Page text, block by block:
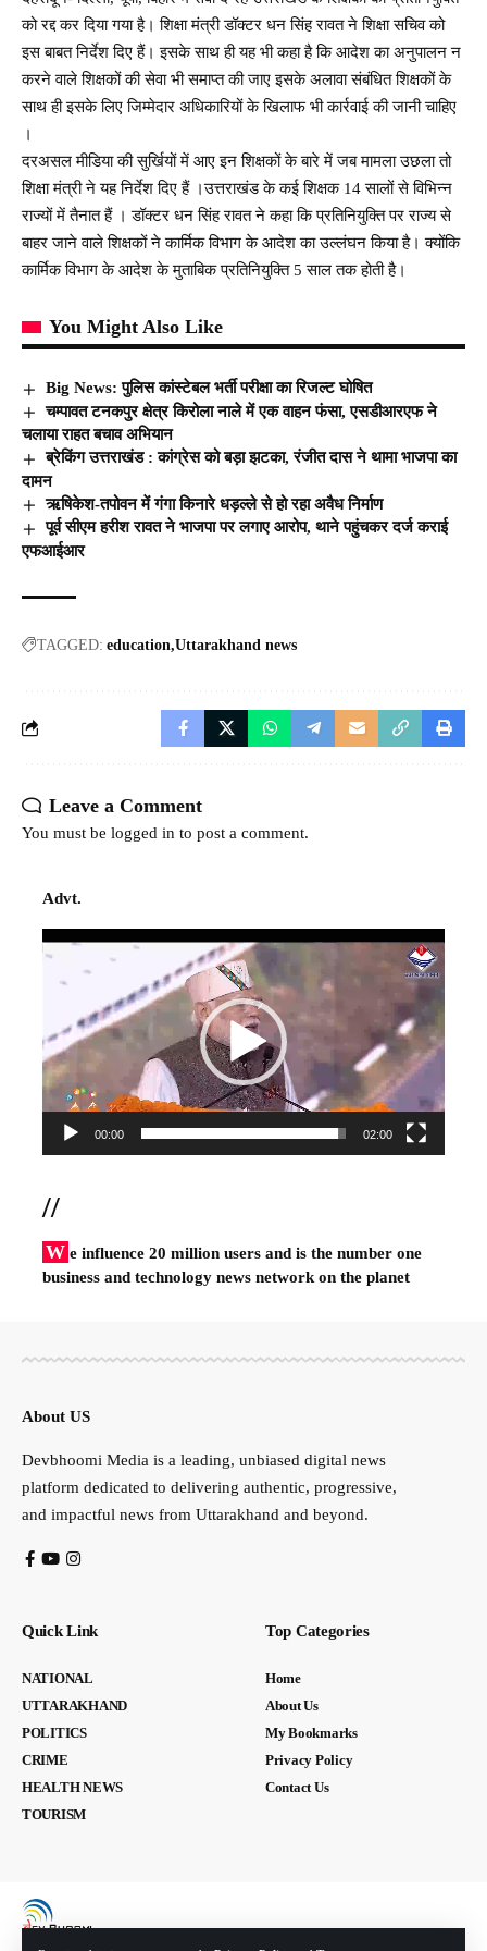
को रद्द कर दिया गया है। शिक्षा मंत्री डॉक्टर धन सिंह रावत ने शिक्षा सचिव को
इस बाबत निर्देश दिए हैं। इसके साथ ही यह भी कहा है कि आदेश का अनुपालन न
करने वाले शिक्षकों की सेवा भी समाप्त की जाए इसके अलावा संबंधित शिक्षकों के
साथ ही इसके लिए जिम्मेदार अधिकारियों के खिलाफ भी कार्रवाई की जानी चाहिए
।
दरअसल मीडिया की सुर्खियों में आए इन शिक्षकों के बारे में जब मामला उछला तो
शिक्षा मंत्री ने यह निर्देश दिए हैं ।उत्तराखंड के कई शिक्षक 14 सालों से विभिन्न
राज्यों में तैनात हैं । डॉक्टर धन सिंह रावत ने कहा कि प्रतिनियुक्ति पर राज्य से
बाहर जाने वाले शिक्षकों ने कार्मिक विभाग के आदेश का उल्लंघन किया है। क्योंकि
कार्मिक विभाग के आदेश के मुताबिक प्रतिनियुक्ति 5 साल तक होती है।
You Might Also Like
Big News: पुलिस कांस्टेबल भर्ती परीक्षा का रिजल्ट घोषित
चम्पावत टनकपुर क्षेत्र किरोला नाले में एक वाहन फंसा, एसडीआरएफ ने
चलाया राहत बचाव अभियान
ब्रेकिंग उत्तराखंड : कांग्रेस को बड़ा झटका, रंजीत दास ने थामा भाजपा का
दामन
ऋषिकेश-तपोवन में गंगा किनारे धड़ल्ले से हो रहा अवैध निर्माण
पूर्व सीएम हरीश रावत ने भाजपा पर लगाए आरोप, थाने पहुंचकर दर्ज कराई
एफआईआर
TAGGED: education Uttarakhand news
Leave a Comment
You must be logged in to post a comment.
Advt.
Video
00:00 02:00
//
W e influence 20 million users and is the number one
business and technology news network on the planet
About US
Devbhoomi Media is a leading, unbiased digital news
platform dedicated to delivering authentic, progressive,
and impactful news from Uttarakhand and beyond.
Quick Link
NATIONAL
UTTARAKHAND
POLITICS
CRIME
HEALTH NEWS
TOURISM
Top Categories
Home
About Us
My Bookmarks
Privacy Policy
Contact Us